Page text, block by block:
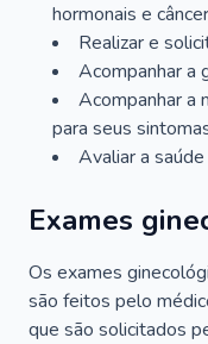
hormonais e
Realizar e
Acompanhar a
Acompanhar a
para seus
Avaliar a
Exames
Os exames
são feitos pelo
que são solicitados